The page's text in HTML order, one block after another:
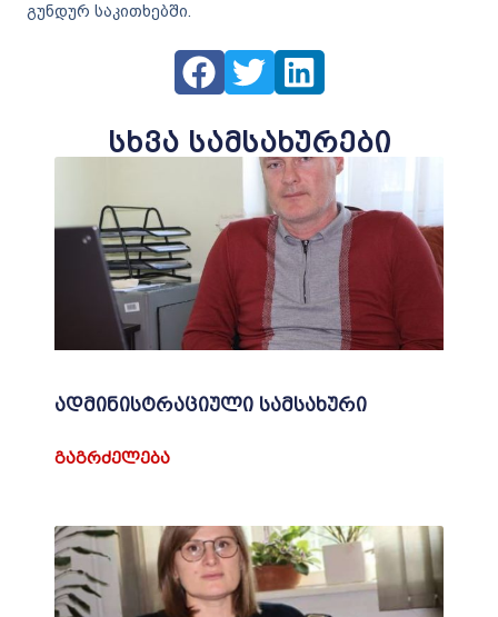
გუნდურ საკითხებში.
სხვა სამსახურები
ადმინისტრაციული სამსახური
ᲒᲐᲒᲠᲫᲔᲚᲔᲑᲐ